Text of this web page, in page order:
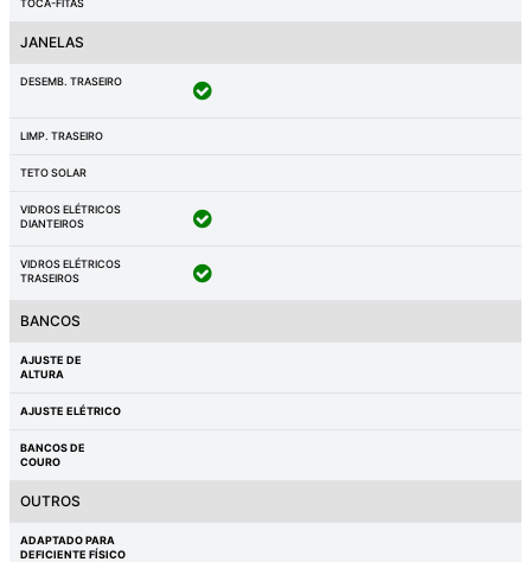
JANELAS
DESEMB. TRASEIRO
LIMP. TRASEIRO
TETO SOLAR
VIDROS ELÉTRICOS
DIANTEIROS
VIDROS ELÉTRICOS
TRASEIROS
BANCOS
AJUSTE DE
ALTURA
AJUSTE ELÉTRICO
BANCOS DE
COURO
OUTROS
ADAPTADO PARA
DEFICIENTE FÍSICO